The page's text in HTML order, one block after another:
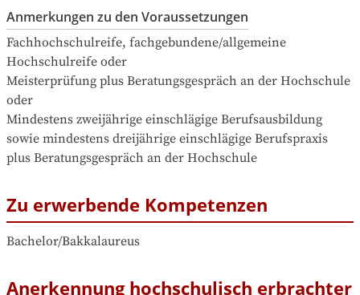
Anmerkungen zu den Voraussetzungen
Fachhochschulreife, fachgebundene/allgemeine
Hochschulreife oder
Meisterprüfung plus Beratungsgespräch an der Hochschule
oder
Mindestens zweijährige einschlägige Berufsausbildung
sowie mindestens dreijährige einschlägige Berufspraxis
plus Beratungsgespräch an der Hochschule
Zu erwerbende Kompetenzen
Bachelor/Bakkalaureus
Anerkennung hochschulisch erbrachter